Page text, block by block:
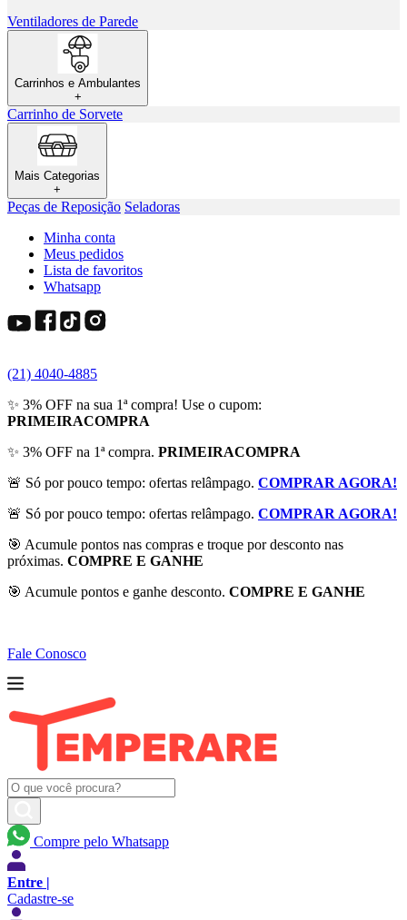
Ventiladores de Parede
Carrinhos e Ambulantes
+
Carrinho de Sorvete
Mais Categorias
+
Peças de Reposição Seladoras
Minha conta
Meus pedidos
Lista de favoritos
Whatsapp
(21) 4040-4885
✨ 3% OFF na sua 1ª compra! Use o cupom:
PRIMEIRACOMPRA
✨ 3% OFF na 1ª compra. PRIMEIRACOMPRA
🚨 Só por pouco tempo: ofertas relâmpago. COMPRAR AGORA!
🚨 Só por pouco tempo: ofertas relâmpago. COMPRAR AGORA!
🎯 Acumule pontos nas compras e troque por desconto nas
próximas. COMPRE E GANHE
🎯 Acumule pontos e ganhe desconto. COMPRE E GANHE
Fale Conosco
Compre pelo Whatsapp
Entre |
Cadastre-se